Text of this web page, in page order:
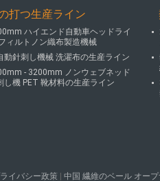
打つ生産ライン
ハイエンド自動車ヘッドライ
ィルトノン織布製造機械
動針刺し機械 洗濯布の生産ライン
- 3200mm ノンウェブネッド
し機 PET 靴材料の生産ライン
イバシー政策| 中国 繊維のベール オー